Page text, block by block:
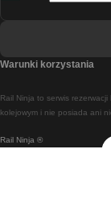
Rail Ninja ®
Rail Ninja to serwis
kolejowym i nie posiada ani
Warunki korzystania